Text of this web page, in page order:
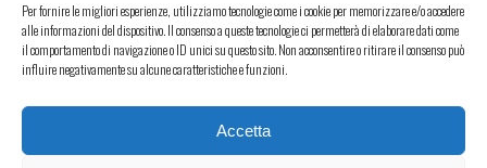
Per fornire le migliori esperienze, utilizziamo tecnologie come i cookie per memorizzare e/o accedere
alle informazioni del dispositivo. Il consenso a queste tecnologie ci permetterà di elaborare dati come
il comportamento di navigazione o ID unici su questo sito. Non acconsentire o ritirare il consenso può
influire negativamente su alcune caratteristiche e funzioni.
Accetta
Calendario
Il Nostro Territorio